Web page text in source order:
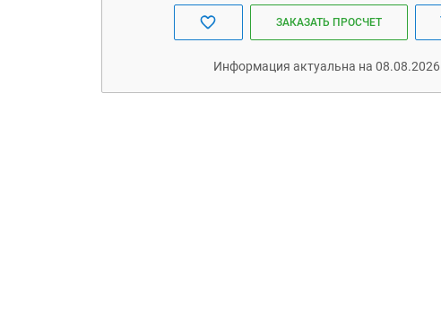
ЗАКАЗАТЬ ПРОСЧЕТ
Информация актуальна на 08.08.2026